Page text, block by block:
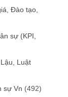
Đào tạo,
sự (KPI,
Luật
sự Vn (492)